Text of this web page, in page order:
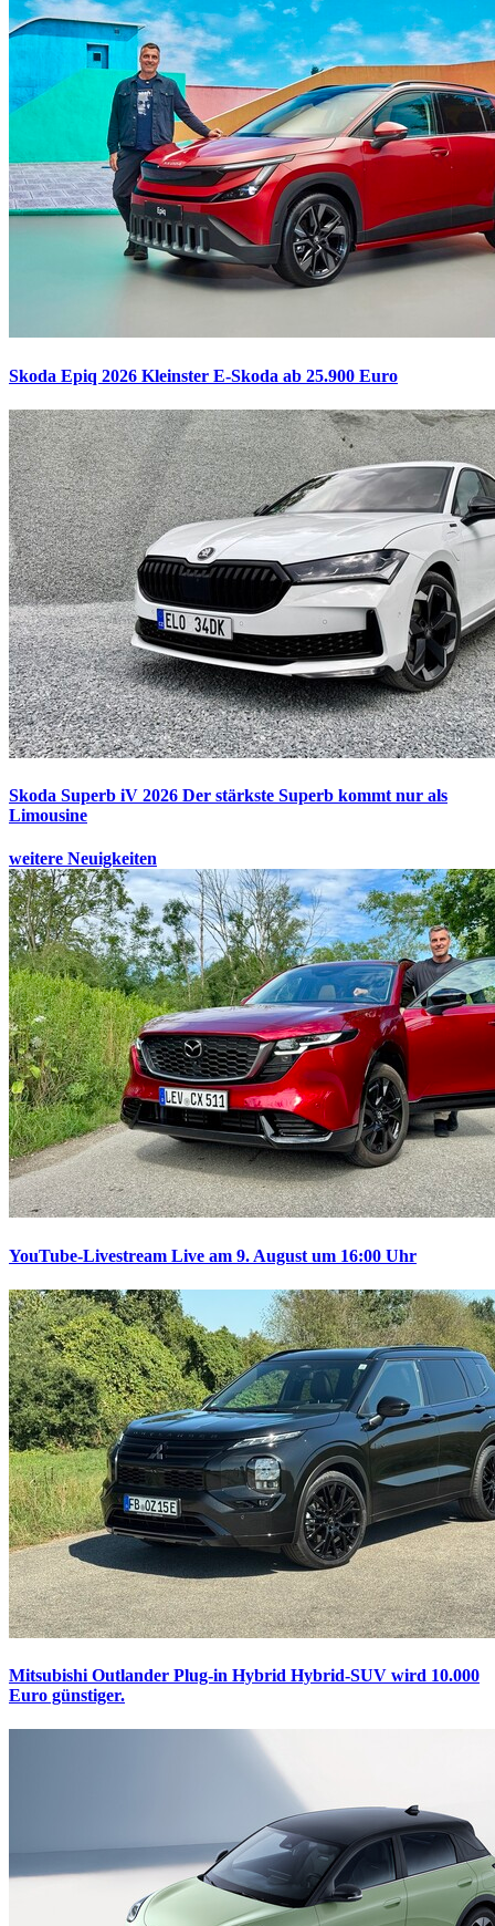
Skoda Epiq 2026 Kleinster E-Skoda ab 25.900 Euro
Skoda Superb iV 2026 Der stärkste Superb kommt nur als
Limousine
weitere Neuigkeiten
YouTube-Livestream Live am 9. August um 16:00 Uhr
Mitsubishi Outlander Plug-in Hybrid Hybrid-SUV wird 10.000
Euro günstiger.